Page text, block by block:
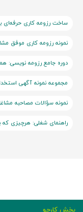
ساخت رزومه کاری حرفه‌ای
نمونه رزومه کاری موفق
دوره جامع رزومه نویسی:
مجموعه نمونه آگهی
نمونه سؤالات مصاحبه
راهنمای شغلی: هرچیزی که
بخش کارجو